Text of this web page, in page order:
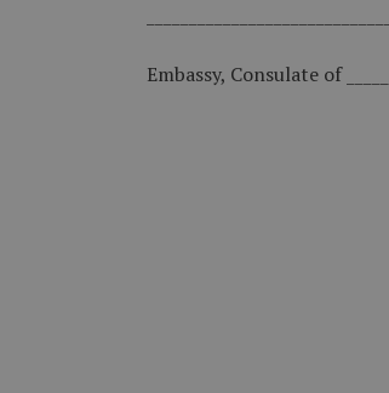
Embassy, Consulate of